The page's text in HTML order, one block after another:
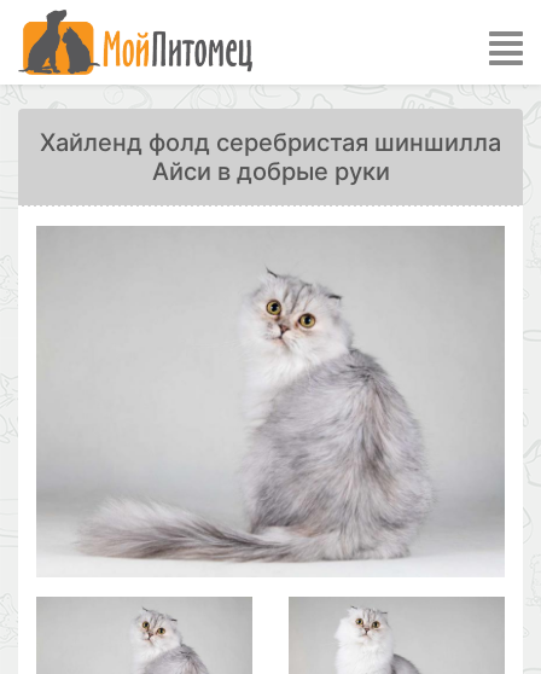
Хайленд фолд серебристая шиншилла
Айси в добрые руки